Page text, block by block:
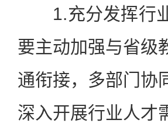
1.充分发挥行业
要主动加强与省级
通衔接，多部门协
深入开展行业人才